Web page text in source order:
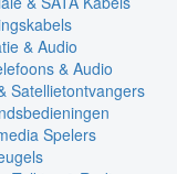
& Audio
& Audio
Satellietontvangers
Spelers